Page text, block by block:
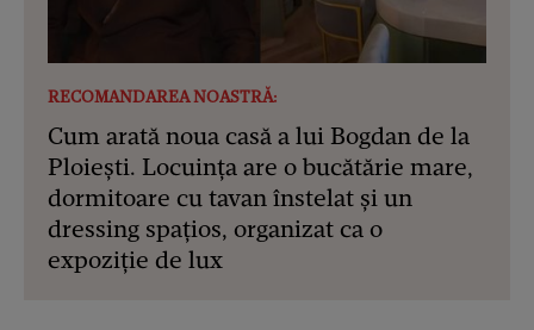
RECOMANDAREA NOASTRĂ:
Cum arată noua casă a lui Bogdan de la
Ploiești. Locuința are o bucătărie mare,
dormitoare cu tavan înstelat și un
dressing spațios, organizat ca o
expoziție de lux